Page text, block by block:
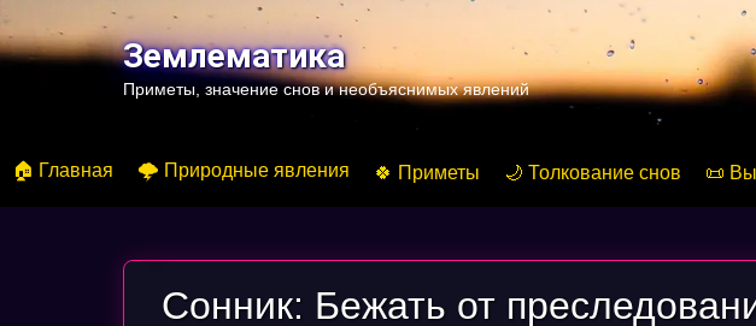
к
содержимомуЗемлематика
Приметы, значение снов и необъяснимых явлений
🏠 Главная 🌩️ Природные явления 🍀 Приметы 🌙 Толкование снов 📜
Сонник: Бежать от